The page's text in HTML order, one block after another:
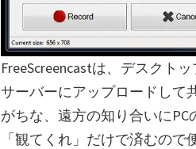
FreeScreencastは、デスクト
サーバーにアップロードして
がちな、遠方の知り合いに
「観てくれ」だけで済むので